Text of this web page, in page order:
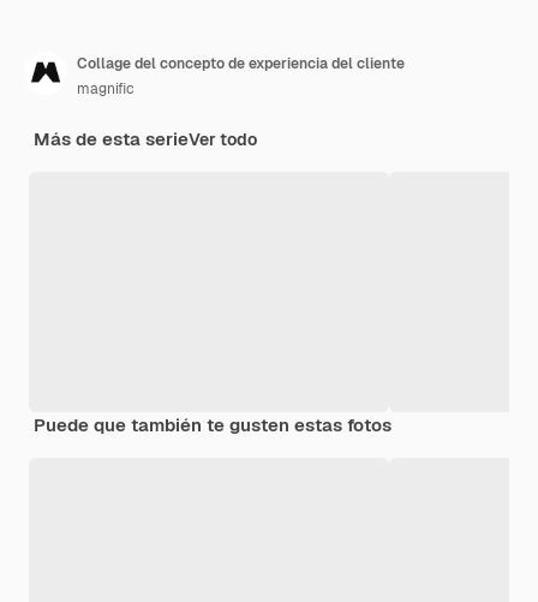
Collage del concepto de experiencia del cliente
magnific
Más de esta serieVer todo
Puede que también te gusten estas fotos